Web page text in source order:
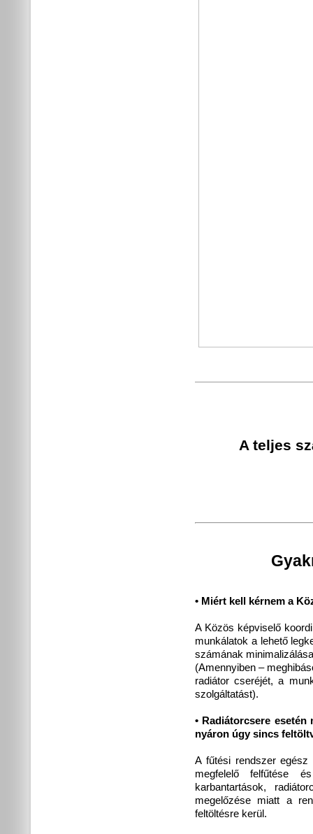
A teljes
• Miért kell kérnem a
A Közös képviselő
munkálatok a lehető
számának
(Amennyiben –
radiátor cseréjét, a
szolgáltatást).
• Radiátorcsere
nyáron úgy sincs
A fűtési rendszer
megfelelő felfűtése
karbantartások,
megelőzése miatt a
feltöltésre kerül.